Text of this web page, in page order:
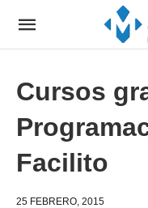
Cursos
Facilito
25 FEBRERO, 2015